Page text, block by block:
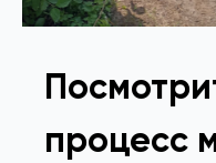
процесс